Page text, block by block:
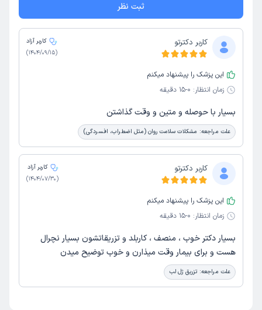
ثبت نظر
کاربر دکترتو
کاربر آزاد
(
1404/09/15
)
این پزشک را پیشنهاد میکنم
زمان انتظار: 0-15 دقیقه
بسیار با حوصله و متین و وقت گذاشتن
علت مراجعه: مشکلات سلامت روان (مثل اضطراب، افسردگی)
کاربر دکترتو
کاربر آزاد
(
1404/07/30
)
این پزشک را پیشنهاد میکنم
زمان انتظار: 0-15 دقیقه
بسیار دکتر خوب ، منصف ، کاربلد و تزریقاتشون بسیار نچرال
هست و برای بیمار وقت میذارن و خوب توضیح میدن
علت مراجعه: تزریق ژل لب